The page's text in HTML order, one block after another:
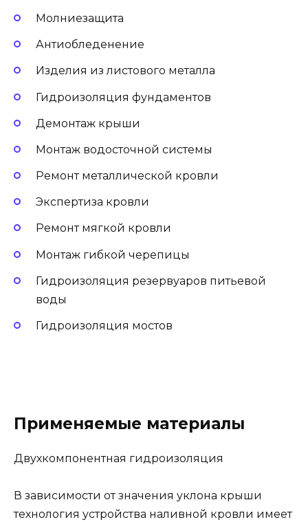
Молниезащита
Антиобледенение
Изделия из листового металла
Гидроизоляция фундаментов
Демонтаж крыши
Монтаж водосточной системы
Ремонт металлической кровли
Экспертиза кровли
Ремонт мягкой кровли
Монтаж гибкой черепицы
Гидроизоляция резервуаров питьевой
воды
Гидроизоляция мостов
Применяемые материалы
Двухкомпонентная гидроизоляция
В зависимости от значения уклона крыши
технология устройства наливной кровли имеет